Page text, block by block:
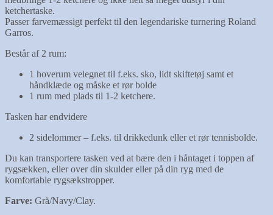
ketchertaske.
Passer farvemæssigt perfekt til den legendariske turnering Roland
Garros.
Består af 2 rum:
1 hoverum velegnet til f.eks. sko, lidt skiftetøj samt et
håndklæde og måske et rør bolde
1 rum med plads til 1-2 ketchere.
Tasken har endvidere
2 sidelommer – f.eks. til drikkedunk eller et rør tennisbolde.
Du kan transportere tasken ved at bære den i håntaget i toppen af
rygsækken, eller over din skulder eller på din ryg med de
komfortable rygsækstropper.
Farve: Grå/Navy/Clay.